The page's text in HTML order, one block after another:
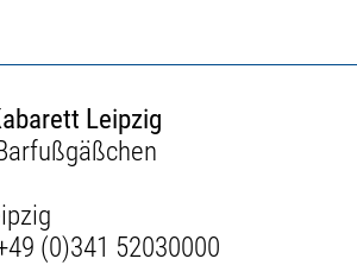
Leipzig
(0)341 52030000